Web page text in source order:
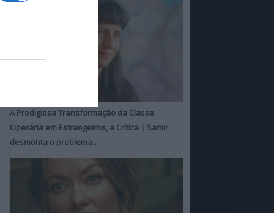
A Prodigiosa Transformação da Classe
Operária em Estrangeiros, a Crítica | Samir
desmonta o problema…